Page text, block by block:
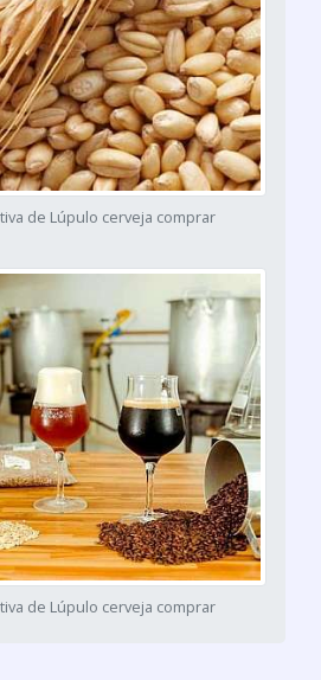
de Lúpulo cerveja comprar
de Lúpulo cerveja comprar